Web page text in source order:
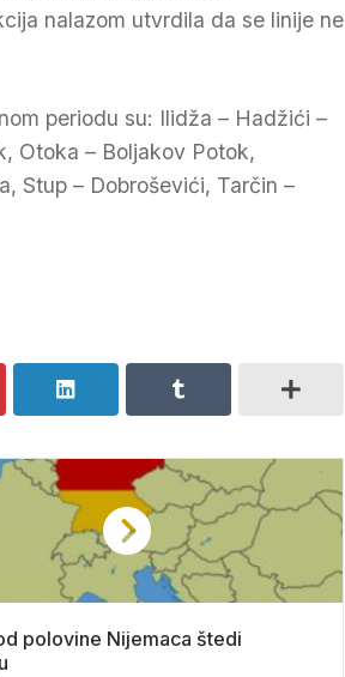
nalazom utvrdila da se linije ne
periodu su: Ilidža – Hadžići –
Otoka – Boljakov Potok,
Stup – Dobroševići, Tarčin –
polovine Nijemaca štedi